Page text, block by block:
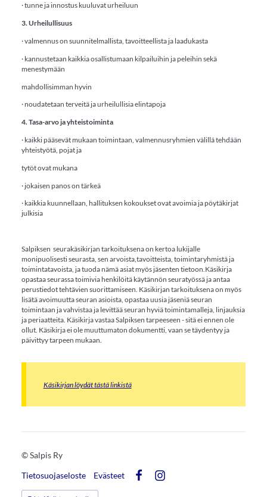
· tunne ja innostus kuuluvat urheiluun
3. Urheilullisuus
· valmennus on suunnitelmallista, tavoitteellista ja laadukasta
· kannustetaan kaikkia osallistumaan kilpailuihin ja peleihin sekä
menestymään
mahdollisimman hyvin
· noudatetaan terveitä ja urheilullisia elintapoja
4. Tasa-arvo ja yhteistoiminta
· kaikki pääsevät mukaan toimintaan, valmennusryhmien välillä tehdään
yhteistyötä, pojat ja
tytöt ovat mukana
· jokaisen panos on tärkeä
· kaikkia kuunnellaan, hallituksen kokoukset ovat avoimia ja pöytäkirjat
julkisia
Salpiksen seurakäsikirjan tarkoituksena on kertoa lukijalle
monipuolisesti seurasta, sen arvoista,tavoitteista, toimintaryhmistä ja
toimintatavoista, ja tuoda nämä asiat myös jäsenten tietoon.Käsikirja
opastaa seurassa toimivia henkilöitä käytännön seuratyössä ja antaa
perustiedot tehtävien suorittamiseen. Käsikirjan tarkoituksena on myös
lisätä avoimuutta seuran asioista, opastaa uusia jäseniä seuran
toimintaan ja vahvistaa ja levittää seuran hyviä toimintamalleja, linjauksia
ja periaatteita. Käsikirja vastaa Salpiksen tarpeeseen - sitä ei ennen ole
ollut. Käsikirja ei ole muuttumaton dokumentti, vaan se täydentyy ja
päivittyy tarpeen mukaan.
Käsikirjan löydät tästä linkistä
©Salpis Ry
Tietosuojaseloste
Evästeet